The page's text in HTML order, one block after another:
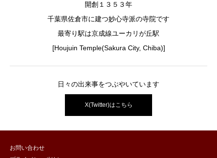
開創１３５３年
千葉県佐倉市に建つ妙心寺派の寺院です
最寄り駅は京成線ユーカリが丘駅
[Houjuin Temple(Sakura City, Chiba)]
日々の出来事をつぶやいています
X(Twitter)はこちら
お問い合わせ